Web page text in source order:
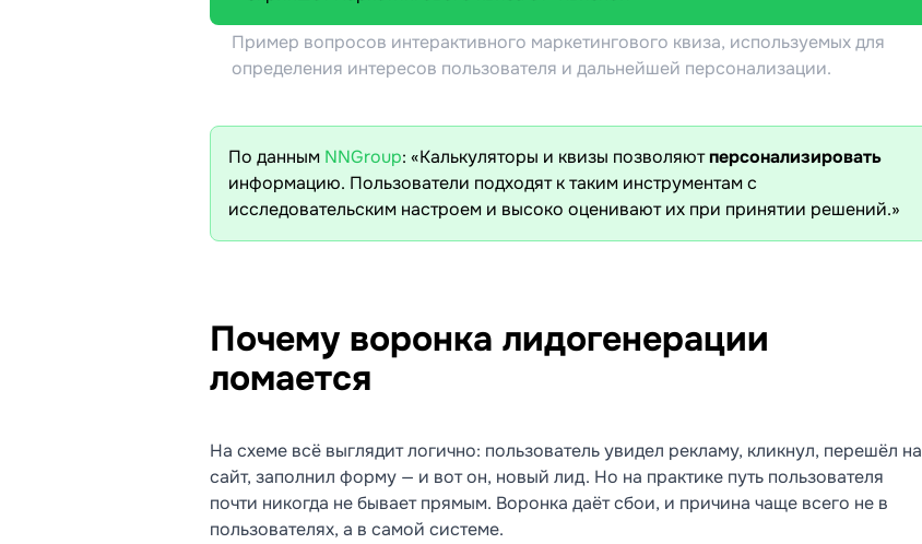
Пример вопросов интерактивного маркетингового квиза, используемых для
определения интересов пользователя и дальнейшей персонализации.
По данным NNGroup: «Калькуляторы и квизы позволяютперсонализировать
информацию. Пользователи подходят к таким инструментам с
исследовательским настроем и высоко оценивают их при принятии решений.»
Почему воронка лидогенерации
ломается
На схеме всё выглядит логично: пользователь увидел рекламу, кликнул, перешёл на
сайт, заполнил форму — и вот он, новый лид. Но на практике путь пользователя
почти никогда не бывает прямым. Воронка даёт сбои, и причина чаще всего не в
пользователях, а в самой системе.